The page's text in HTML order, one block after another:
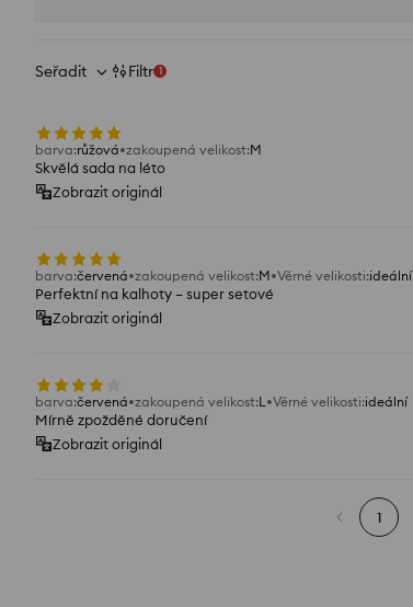
Seřadit Filtr 1
barva:růžová zakoupená velikost:M
Skvělá sada na léto
Zobrazit originál
barva:červená zakoupená velikost:M Věrné velikosti:ideální
Perfektní na kalhoty – super setové
Zobrazit originál
barva:červená zakoupená velikost:L Věrné velikosti:ideální
Mírně zpožděné doručení
Zobrazit originál
1